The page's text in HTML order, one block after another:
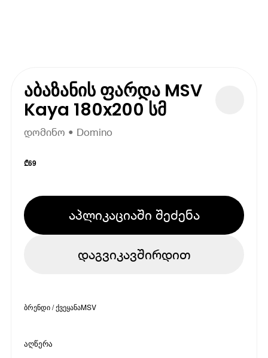
აბაზანის ფარდა MSV
Kaya 180x200 სმ
დომინო • Domino
₾69
აპლიკაციაში შეძენა
დაგვიკავშირდით
ბრენდი / ქვეყანაMSV
აღწერა